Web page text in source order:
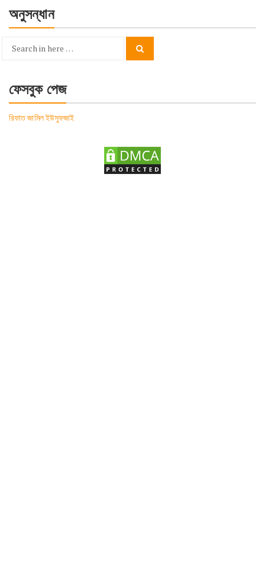
অনুসন্ধান
Search
ফেসবুক পেজ
রিফাত জামিল ইউসুফজাই